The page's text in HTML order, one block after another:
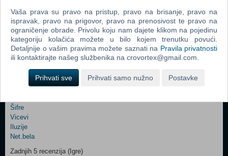
Control
Field
Newsletter
Control
Field
Two
Newsletter
Prijavi me Odjava
Ova stranica i njen sadržaj su © Copyright 2001 - 2026 by CroVortex.
Šifre
Vicevi
Iluzije
Net.bela
Zadnjih 5 recenzija (Igre)
Vaša prava su pravo na pristup, pravo na brisanje, pravo na
ispravak, pravo na prigovor, pravo na prenosivost te pravo na
ograničenje obrade. Privolu koju nam dajete klikom na pojedinu
kategoriju kolačića možete u bilo kojem trenutku povući.
Detaljnije o vašim pravima možete saznati na Pravila privatnosti
ili kontaktirajte našeg službenika na crovortex@gmail.com.
Prihvati sve Prihvati samo nužno Postavke